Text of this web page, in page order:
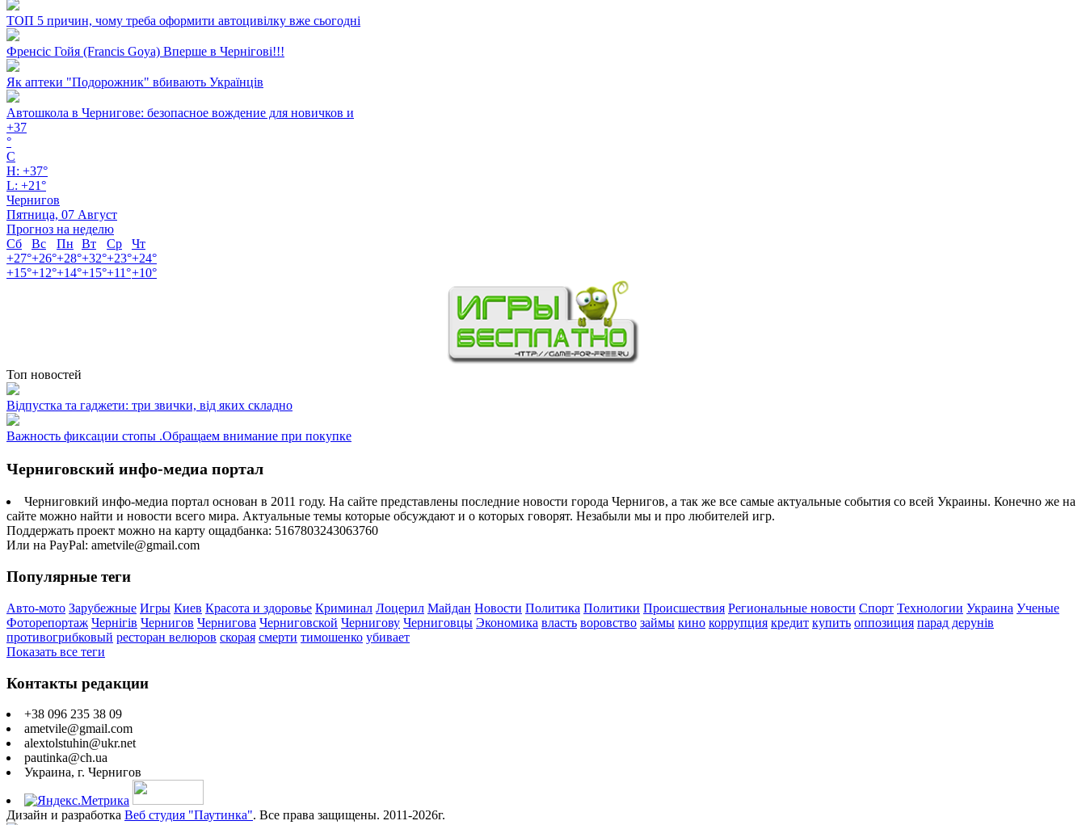
ТОП 5 причин, чому треба оформити автоцивілку вже сьогодні
Френсіс Гойя (Francis Goya) Вперше в Чернігові!!!
Як аптеки "Подорожник" вбивають Українців
Автошкола в Чернигове: безопасное вождение для новичков и
+37
°
C
H: +37°
L: +21°
Чернигов
Пятница, 07 Август
Прогноз на неделю
Сб
Вс Пн Вт Ср
Чт
+27°+26°+28°+32°+23°+24°
+15°+12°+14°+15°+11°+10°
Топ новостей
Відпустка та гаджети: три звички, від яких складно
Важность фиксации стопы .Обращаем внимание при покупке
Черниговский инфо-медиа портал
Черниговкий инфо-медиа портал основан в 2011 году. На сайте представлены последние новости города Чернигов, а так же все самые актуальные события со всей Украины. Конечно же на
сайте можно найти и новости всего мира. Актуальные темы которые обсуждают и о которых говорят. Незабыли мы и про любителей игр.
Поддержать проект можно на карту ощадбанка: 5167803243063760
Или на PayPal: ametvile@gmail.com
Популярные теги
Авто-мото Зарубежные Игры Киев Красота и здоровье Криминал Лоцерил Майдан Новости Политика Политики Происшествия Региональные новости Спорт Технологии Украина Ученые
Фоторепортаж Чернігів Чернигов Чернигова Черниговской Чернигову Черниговцы Экономика власть воровство займы кино коррупция кредит купить оппозиция парад дерунів
противогрибковый ресторан велюров скорая смерти тимошенко убивает
Показать все теги
Контакты редакции
+38 096 235 38 09
ametvile@gmail.com
alextolstuhin@ukr.net
pautinka@ch.ua
Украина, г. Чернигов
Дизайн и разработка Веб студия "Паутинка". Все права защищены. 2011-2026г.